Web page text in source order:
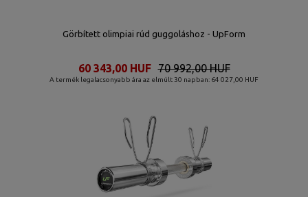
Görbített olimpiai rúd guggoláshoz - UpForm
A termék legalacsonyabb ára az elmúlt 30 napban: 64 027,00 HUF
70 992,00 HUF
60 343,00 HUF